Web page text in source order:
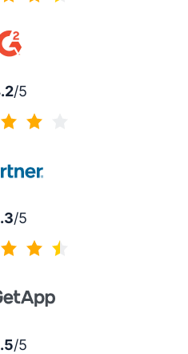
/5
/5
/5